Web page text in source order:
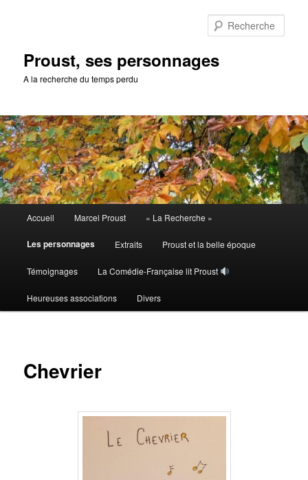
Proust, ses personnages
A la recherche du temps perdu
principal
Accueil Marcel Proust « La Recherche »
Les personnages Extraits Proust et la belle époque
Témoignages La Comédie-Française lit Proust
Heureuses associations Divers
Chevrier